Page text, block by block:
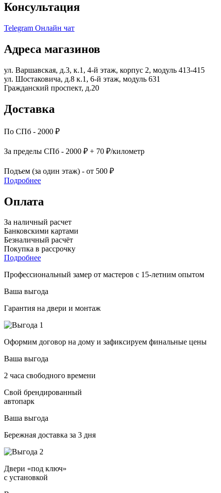
Консультация
Telegram Онлайн чат
Адреса магазинов
ул. Варшавская, д.3, к.1, 4-й этаж, корпус 2, модуль 413-415
ул. Шостаковича, д.8 к.1, 6-й этаж, модуль 631
Гражданский проспект, д.20
Доставка
По СПб - 2000 ₽
За пределы СПб - 2000 ₽ + 70 ₽/километр
Подъем (за один этаж) - от 500 ₽
Подробнее
Оплата
За наличный расчет
Банковскими картами
Безналичный расчёт
Покупка в рассрочку
Подробнее
Профессиональный замер от мастеров с 15-летним опытом
Ваша выгода
Гарантия на двери и монтаж
Оформим договор на дому и зафиксируем финальные цены
Ваша выгода
2 часа свободного времени
Свой брендированный
автопарк
Ваша выгода
Бережная доставка за 3 дня
Двери «под ключ»
с установкой